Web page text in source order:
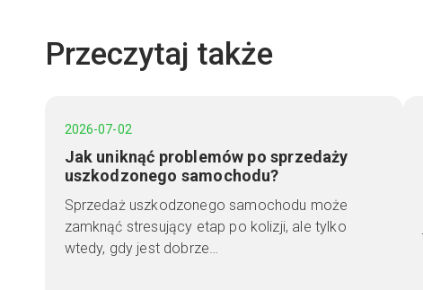
Przeczytaj także
2026-07-02
Jak uniknąć problemów po sprzedaży
uszkodzonego samochodu?
Sprzedaż uszkodzonego samochodu może
zamknąć stresujący etap po kolizji, ale tylko
wtedy, gdy jest dobrze…